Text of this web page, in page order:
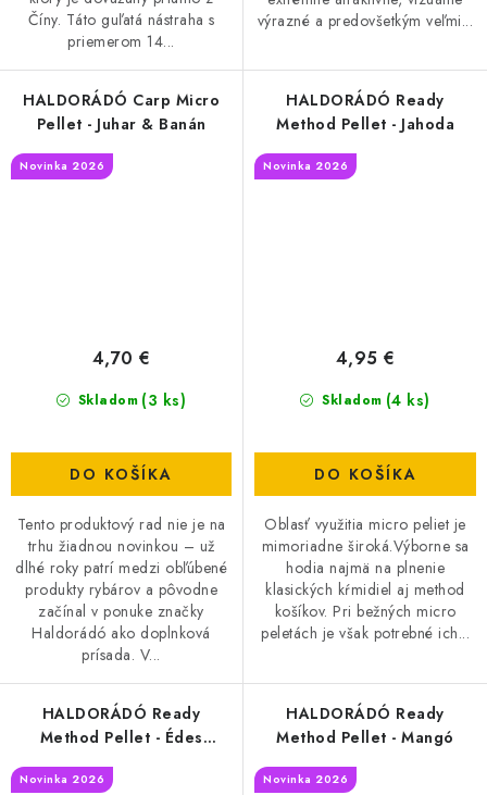
Číny. Táto guľatá nástraha s
priemerom 14...
výrazné a predovšetkým veľmi...
HALDORÁDÓ Carp Micro
Pellet - Juhar & Banán
Novinka 2026
Skladom (3 ks)
4,70 €
DO KOŠÍKA
Tento produktový rad nie je na
trhu žiadnou novinkou – už
dlhé roky patrí medzi obľúbené
produkty rybárov a pôvodne
začínal v ponuke značky
Haldorádó ako doplnková
prísada. V...
HALDORÁDÓ Ready
Method Pellet - Jahoda
Novinka 2026
Skladom (4 ks)
4,95 €
DO KOŠÍKA
Oblasť využitia micro peliet je
mimoriadne široká.Výborne sa
hodia najmä na plnenie
klasických kŕmidiel aj method
košíkov. Pri bežných micro
peletách je však potrebné ich...
HALDORÁDÓ Ready
Method Pellet - Édes
Novinka 2026
HALDORÁDÓ Ready
Method Pellet - Mangó
Novinka 2026